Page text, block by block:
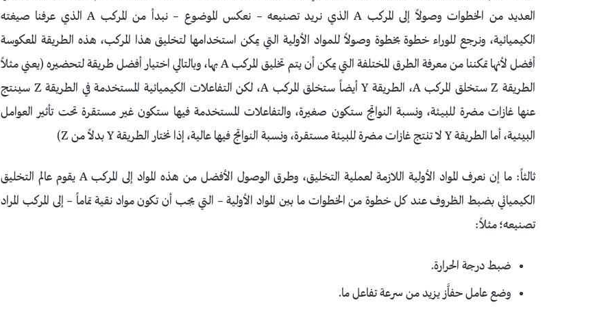
العديد من الخطوات وصولاً إلى المركب A الذي نريد تصنيعه – نعكس الموضوع – نبدأ من المركب A الذي عرفنا صيغته
الكيميائية، ونرجع للوراء خطوة بخطوة وصولاً للمواد الأولية التي يمكن استخدامها لتخليق هذا المركب، هذه الطريقة المعكوسة
أفضل لأنها تمكننا من معرفة الطرق المختلفة التي يمكن أن يتم تخليق المركب A بها، وبالتالي اختيار أفضل طريقة لتحضيره (يعني مثلاً
الطريقة Z ستخلق المركب A، الطريقة Y أيضاً ستخلق المركب A، لكن التفاعلات الكيميائية المستخدمة في الطريقة Z سينتج
عنها غازات مضرة للبيئة، ونسبة النواتج ستكون صغيرة، والتفاعلات المستخدمة فيها ستكون غير مستقرة تحت تأثير العوامل
البيئية، أما الطريقة Y لا تنتج غازات مضرة للبيئة مستقرة، ونسبة النواتج فيها عالية، إذا نختار الطريقة Y بدلاً من Z)
ثالثاً: ما إن نعرف المواد الأولية اللازمة لعملية التخليق، وطرق الوصول الأفضل من هذه المواد إلى المركب A يقوم عالم التخليق
الكيميائي بضبط الظروف عند كل خطوة من الخطوات ما بين المواد الأولية – التي يجب أن تكون مواد نقية تماماً – إلى المركب المراد
تصنيعه؛ مثلاً:
ضبط درجة الحرارة.
وضع عامل حفاَّز يزيد من سرعة تفاعل ما.